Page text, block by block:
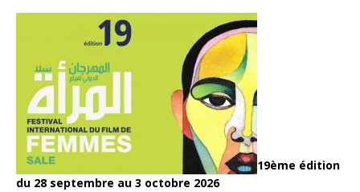
19ème édition
du 28 septembre au 3 octobre 2026